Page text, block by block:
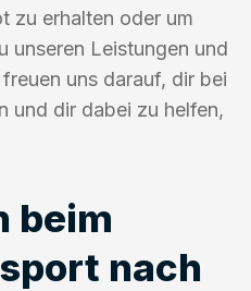
zu erhalten oder um
unseren Leistungen und
uns darauf, dir bei
und dir dabei zu helfen,
beim
nach